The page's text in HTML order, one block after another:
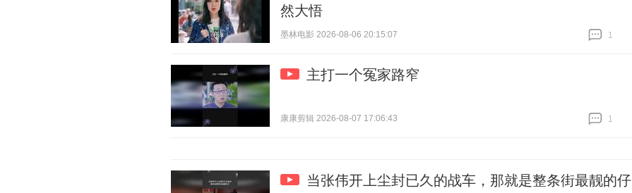
然大悟
墨林电影 2026-08-06 20:15:07
1
主打一个冤家路窄
康康剪辑 2026-08-07 17:06:43
1
当张伟开上尘封已久的战车，那就是整条街最靓的仔